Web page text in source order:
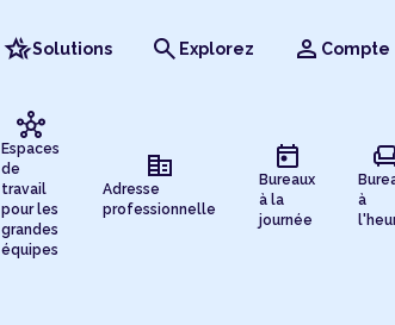
hotel_classSolutions search Explorez person Compte
hub
Espaces
de
travail
pour les
grandes
équipes
corporate_fare
Adresse
professionnelle
today
Bureaux
à la
journée
à